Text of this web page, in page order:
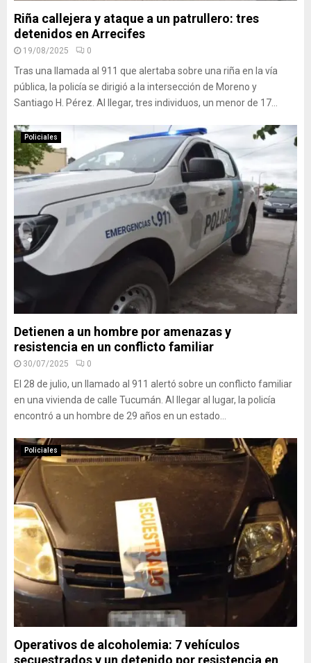
Riña callejera y ataque a un patrullero: tres
detenidos en Arrecifes
19/08/2025 0
Tras una llamada al 911 que alertaba sobre una riña en la vía
pública, la policía se dirigió a la intersección de Moreno y
Santiago H. Pérez. Al llegar, tres individuos, un menor de 17...
Policiales
Detienen a un hombre por amenazas y
resistencia en un conflicto familiar
30/07/2025 0
El 28 de julio, un llamado al 911 alertó sobre un conflicto familiar
en una vivienda de calle Tucumán. Al llegar al lugar, la policía
encontró a un hombre de 29 años en un estado...
Policiales
Operativos de alcoholemia: 7 vehículos
secuestrados y un detenido por resistencia en